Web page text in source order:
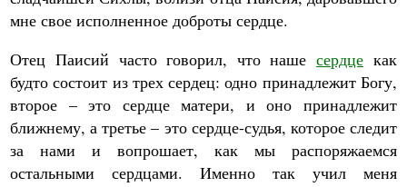
мне свое исполненное доброты сердце.
Отец Паисий часто говорил, что нашесердце как
будто состоит из трех сердец: одно принадлежит Богу,
второе – это сердце матери, и оно принадлежит
ближнему, а третье – это сердце-судья, которое следит
за нами и вопрошает, как мы распоряжаемся
остальными сердцами. Именно так учил меня